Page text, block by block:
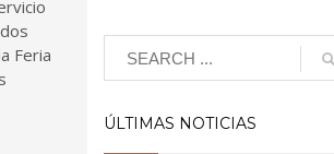
Feria
ÚLTIMAS NOTICIAS